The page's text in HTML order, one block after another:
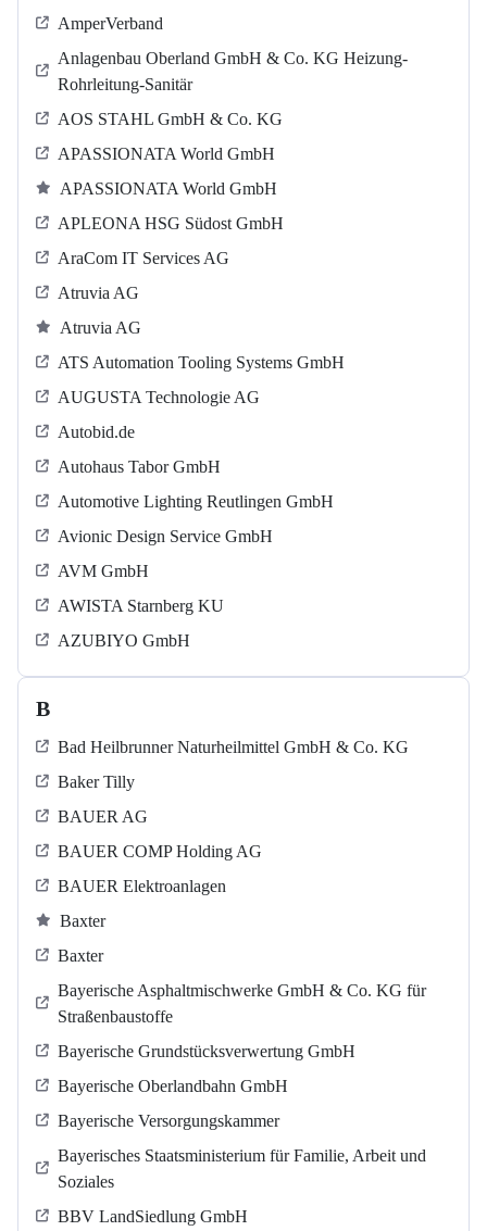
AmperVerband
Anlagenbau Oberland GmbH & Co. KG Heizung-
Rohrleitung-Sanitär
AOS STAHL GmbH & Co. KG
APASSIONATA World GmbH
APASSIONATA World GmbH
APLEONA HSG Südost GmbH
AraCom IT Services AG
Atruvia AG
Atruvia AG
ATS Automation Tooling Systems GmbH
AUGUSTA Technologie AG
Autobid.de
Autohaus Tabor GmbH
Automotive Lighting Reutlingen GmbH
Avionic Design Service GmbH
AVM GmbH
AWISTA Starnberg KU
AZUBIYO GmbH
B
Bad Heilbrunner Naturheilmittel GmbH & Co. KG
Baker Tilly
BAUER AG
BAUER COMP Holding AG
BAUER Elektroanlagen
Baxter
Baxter
Bayerische Asphaltmischwerke GmbH & Co. KG für
Straßenbaustoffe
Bayerische Grundstücksverwertung GmbH
Bayerische Oberlandbahn GmbH
Bayerische Versorgungskammer
Bayerisches Staatsministerium für Familie, Arbeit und
Soziales
BBV LandSiedlung GmbH